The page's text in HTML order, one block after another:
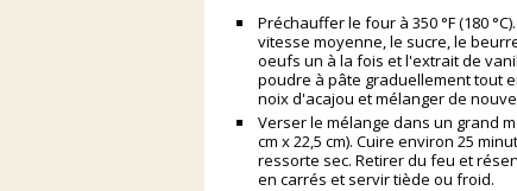
Préchauffer le four à 350 °F (180
vitesse moyenne, le sucre, le
oeufs un à la fois et l'extrait de
poudre à pâte graduellement tout
noix d'acajou et mélanger de
Verser le mélange dans un grand
cm x 22,5 cm). Cuire environ 25
ressorte sec. Retirer du feu et
en carrés et servir tiède ou froid.